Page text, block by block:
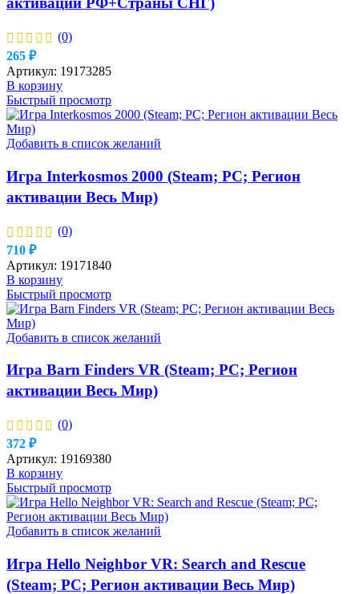
(0)
265 ₽
Артикул: 19173285
В корзину
Быстрый просмотр
Добавить в список желаний
Игра Interkosmos 2000 (Steam; PC; Регион
активации Весь Мир)
(0)
710 ₽
Артикул: 19171840
В корзину
Быстрый просмотр
Добавить в список желаний
Игра Barn Finders VR (Steam; PC; Регион
активации Весь Мир)
(0)
372 ₽
Артикул: 19169380
В корзину
Быстрый просмотр
Добавить в список желаний
Игра Hello Neighbor VR: Search and Rescue
(Steam; PC; Регион активации Весь Мир)